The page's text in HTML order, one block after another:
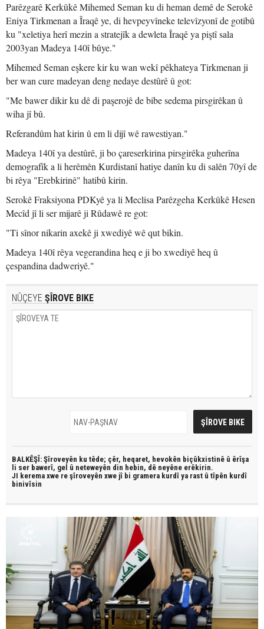
Parêzgarê Kerkûkê Mihemed Seman ku di heman demê de Serokê
Eniya Tirkmenan a Îraqê ye, di hevpeyvîneke televîzyonî de gotibû
ku "xeletiya herî mezin a stratejîk a dewleta Îraqê ya piştî sala
2003yan Madeya 140î bûye."
Mihemed Seman eşkere kir ku wan wekî pêkhateya Tirkmenan ji
ber wan cure madeyan deng nedaye destûrê û got:
"Me bawer dikir ku dê di paşerojê de bibe sedema pirsgirêkan û
wiha jî bû.
Referandûm hat kirin û em li dijî wê rawestiyan."
Madeya 140î ya destûrê, ji bo çareserkirina pirsgirêka guherîna
demografîk a li herêmên Kurdistanî hatiye danîn ku di salên 70yî de
bi rêya "Erebkirinê" hatibû kirin.
Serokê Fraksiyona PDKyê ya li Meclisa Parêzgeha Kerkûkê Hesen
Mecîd jî li ser mijarê ji Rûdawê re got:
"Ti sînor nikarin axekê ji xwediyê wê qut bikin.
Madeya 140î rêya vegerandina heq e ji bo xwediyê heq û
çespandina dadweriyê."
NÛÇEYE ŞÎROVE BIKE
BALKÊŞÎ: Şîroveyên ku têde; çêr, heqaret, hevokên biçûkxistinê û êrîşa
li ser bawerî, gel û neteweyên din hebin, dê neyêne erêkirin.
JI kerema xwe re şîroveyên xwe jî bi gramera kurdî ya rast û tîpên kurdî
binivîsin